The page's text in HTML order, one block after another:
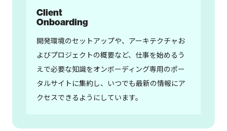
Client
Onboarding
開発環境のセットアップや、アーキテクチャお
よびプロジェクトの概要など、仕事を始めるう
えで必要な知識をオンボーディング専用のポー
タルサイトに集約し、いつでも最新の情報にア
クセスできるようにしています。